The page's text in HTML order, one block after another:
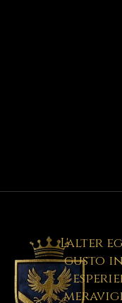
L'alter
gusto